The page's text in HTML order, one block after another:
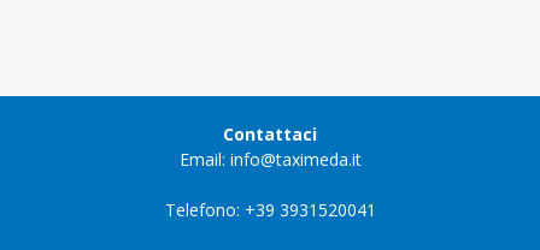
Contattaci
Email: info@taximeda.it
Telefono: +39 3931520041